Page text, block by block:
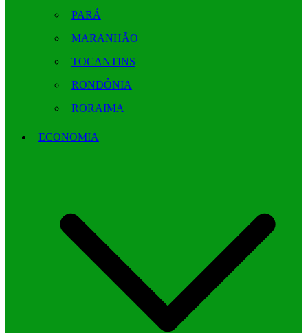
PARÁ
MARANHÃO
TOCANTINS
RONDÔNIA
RORAIMA
ECONOMIA